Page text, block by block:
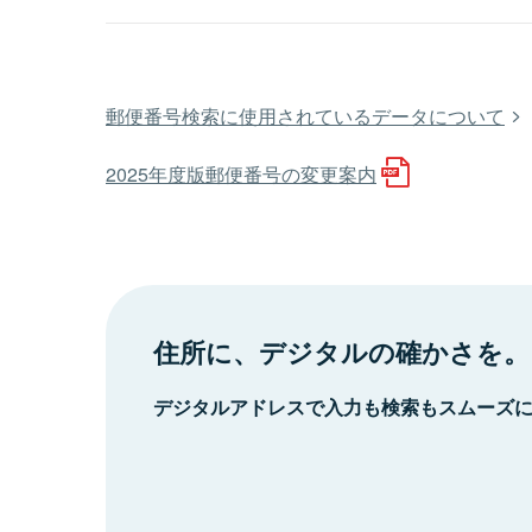
郵便番号検索に使用されているデータについて
2025年度版郵便番号の変更案内
住所に、デジタルの確かさを。
デジタルアドレスで入力も検索もスムーズ